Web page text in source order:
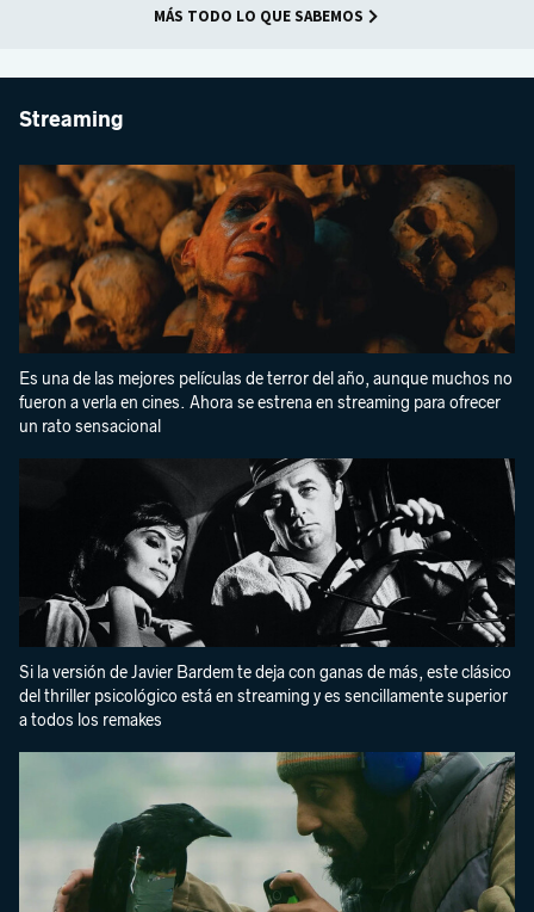
MÁS TODO LO QUE SABEMOS
Streaming
Es una de las mejores películas de terror del año, aunque muchos no
fueron a verla en cines. Ahora se estrena en streaming para ofrecer
un rato sensacional
Si la versión de Javier Bardem te deja con ganas de más, este clásico
del thriller psicológico está en streaming y es sencillamente superior
a todos los remakes